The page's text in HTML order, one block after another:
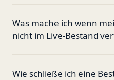
Was mache ich wenn
nicht im Live-Bestand
Wie schließe ich eine